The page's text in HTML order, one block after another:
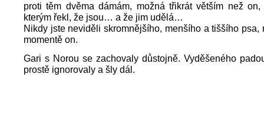
proti těm dvěma dámám, možná třikrát větším než on,
kterým řekl, že jsou… a že jim udělá…
Nikdy jste neviděli skromnějšího, menšího a tiššího psa,
momentě on.
Gari s Norou se zachovaly důstojně. Vyděšeného
prostě ignorovaly a šly dál.